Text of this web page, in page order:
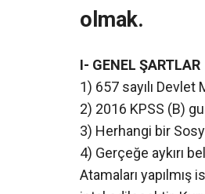
olmak.
I- GENEL ŞARTLAR
1) 657 sayılı
2) 2016 KPSS (B)
3) Herhangi bir
4) Gerçeğe aykırı
Atamaları yapılmış